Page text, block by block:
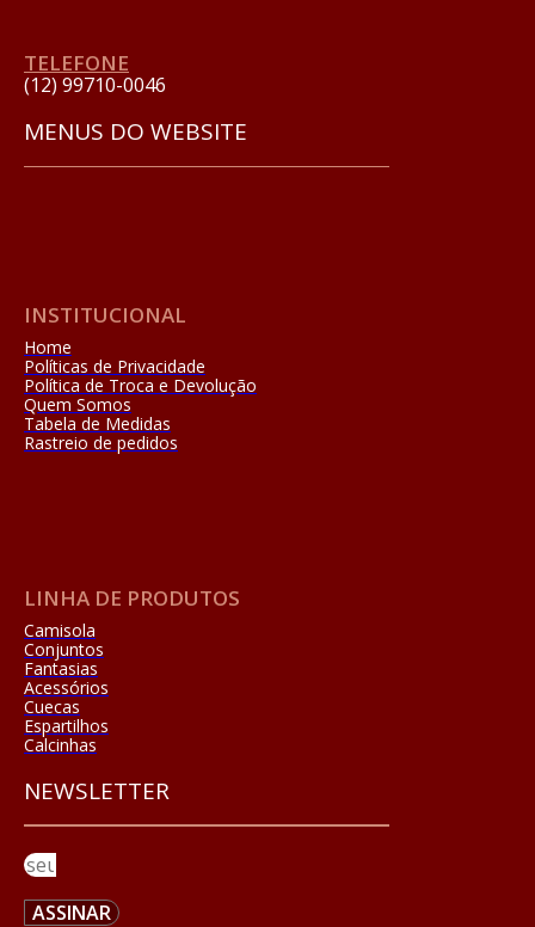
TELEFONE
(12) 99710-0046
MENUS DO WEBSITE
INSTITUCIONAL
Home
Políticas de Privacidade
Política de Troca e Devolução
Quem Somos
Tabela de Medidas
Rastreio de pedidos
LINHA DE PRODUTOS
Camisola
Conjuntos
Fantasias
Acessórios
Cuecas
Espartilhos
Calcinhas
NEWSLETTER
ASSINAR